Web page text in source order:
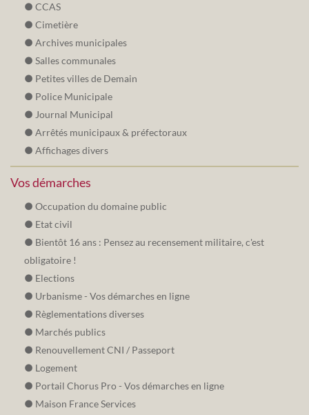
CCAS
Cimetière
Archives municipales
Salles communales
Petites villes de Demain
Police Municipale
Journal Municipal
Arrêtés municipaux & préfectoraux
Affichages divers
Vos démarches
Occupation du domaine public
Etat civil
Bientôt 16 ans : Pensez au recensement militaire, c'est
obligatoire !
Elections
Urbanisme - Vos démarches en ligne
Règlementations diverses
Marchés publics
Renouvellement CNI / Passeport
Logement
Portail Chorus Pro - Vos démarches en ligne
Maison France Services